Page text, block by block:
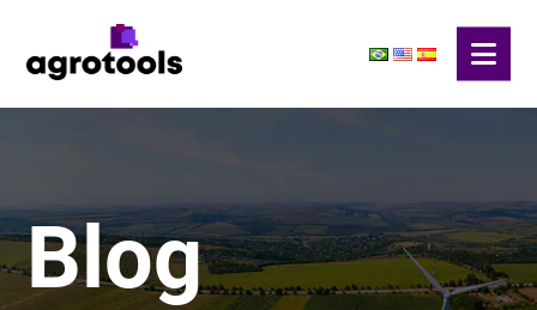
Blog